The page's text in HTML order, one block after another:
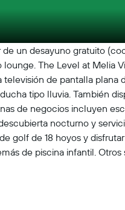
un desayuno gratuito
The Level at Melia
de pantalla plana
tipo lluvia. También
de negocios incluyen
nocturno y
golf de 18 hoyos y
de piscina infantil.